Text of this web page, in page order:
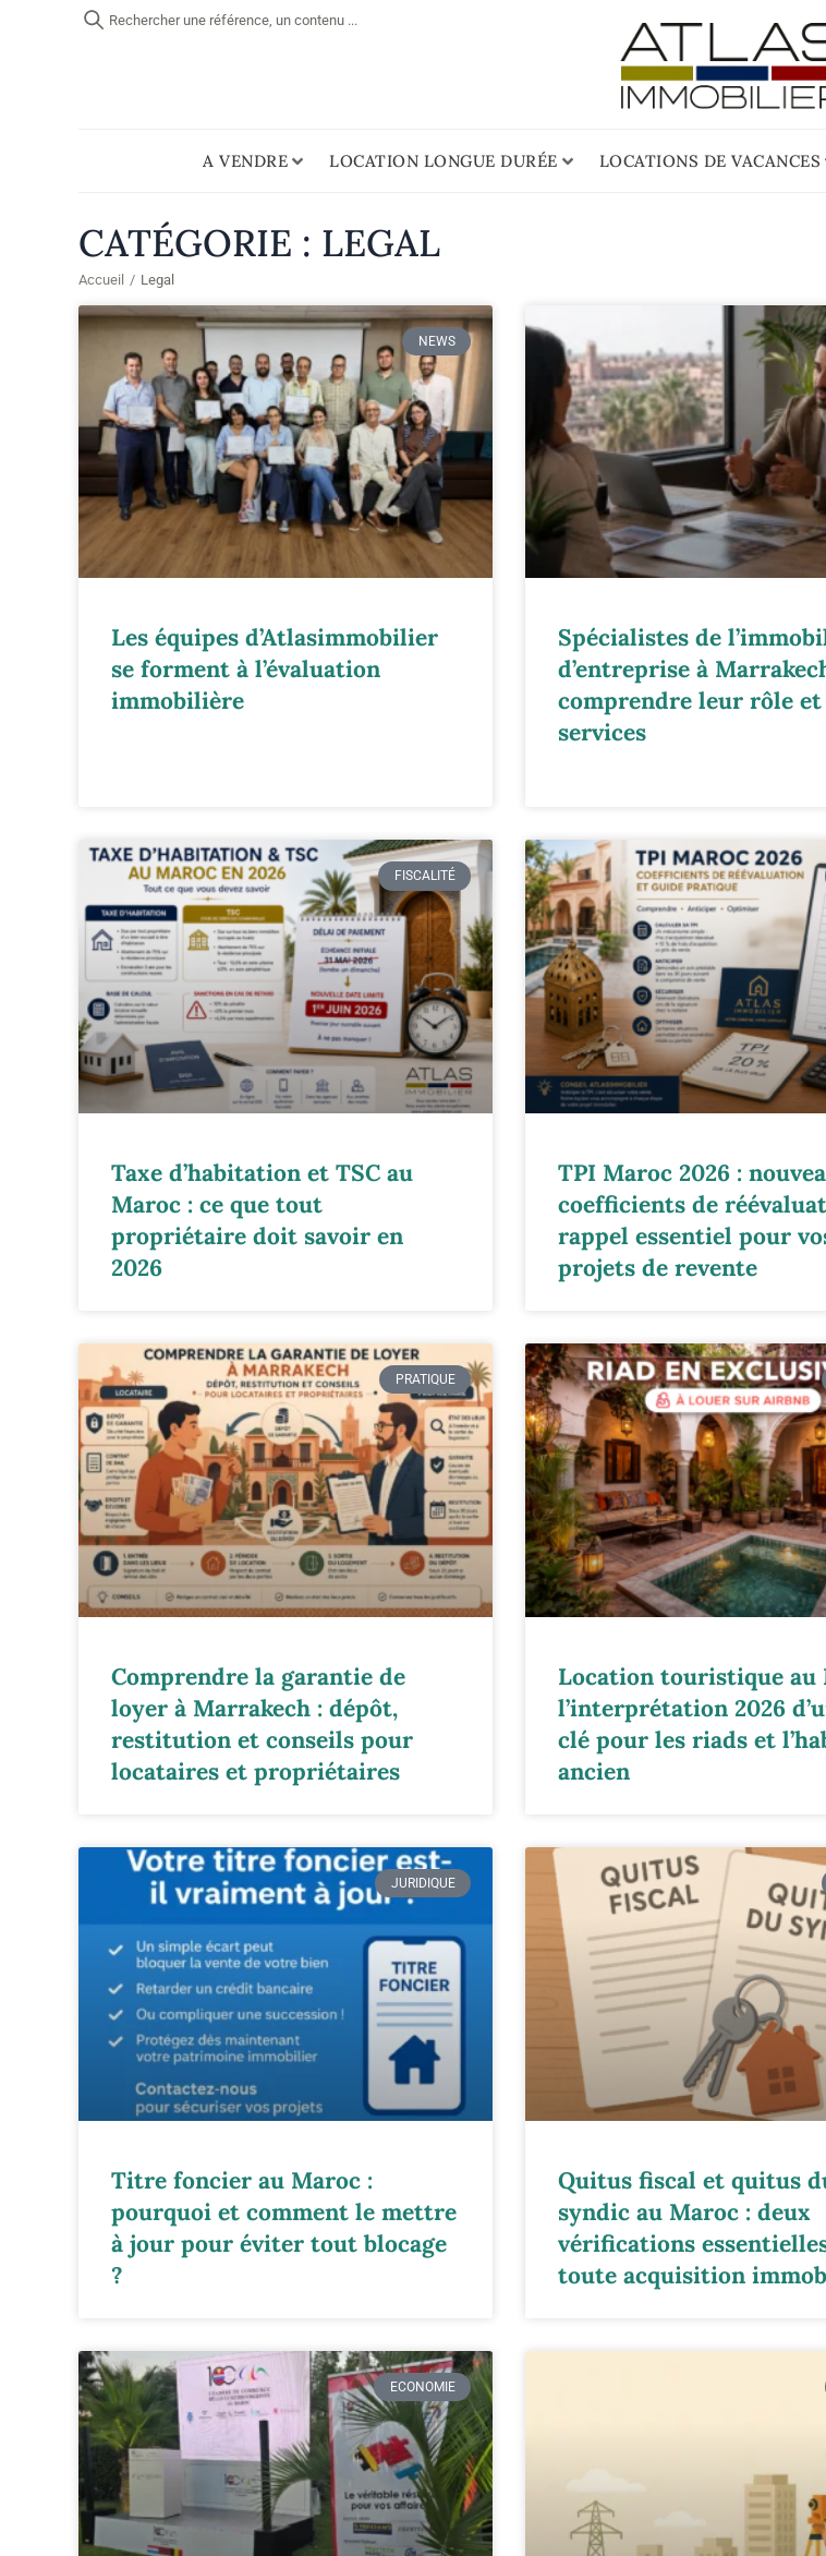
Rechercher une référence, un contenu ...
A VENDRE LOCATION LONGUE DURÉE LOCATIONS DE VACANCES
CATÉGORIE : LEGAL
Accueil / Legal
NEWS
Les équipes d’Atlasimmobilier
se forment à l’évaluation
immobilière
Spécialistes de
d’entreprise à
comprendre leur rôle
services
FISCALITÉ
Taxe d’habitation et TSC au
Maroc : ce que tout
propriétaire doit savoir en
2026
TPI Maroc 2026 :
coefficients de
rappel essentiel pour
projets de revente
PRATIQUE
Comprendre la garantie de
loyer à Marrakech : dépôt,
restitution et conseils pour
locataires et propriétaires
Location touristique au
l’interprétation 2026
clé pour les riads et
ancien
JURIDIQUE
Titre foncier au Maroc :
pourquoi et comment le mettre
à jour pour éviter tout blocage
?
Quitus fiscal et quitus
syndic au Maroc : deux
vérifications
toute acquisition
ECONOMIE